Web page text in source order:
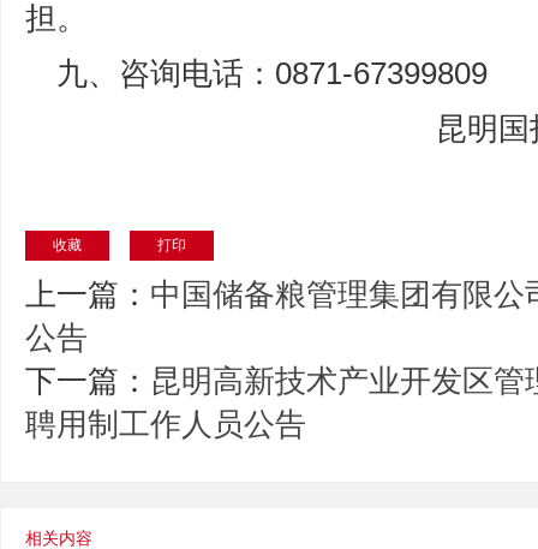
担。
九、咨询电话：0871-67399809
昆明
收藏 打印
上一篇： 中国储备粮管理集团有限
公告
下一篇： 昆明高新技术产业开发区
聘用制工作人员公告
相关内容